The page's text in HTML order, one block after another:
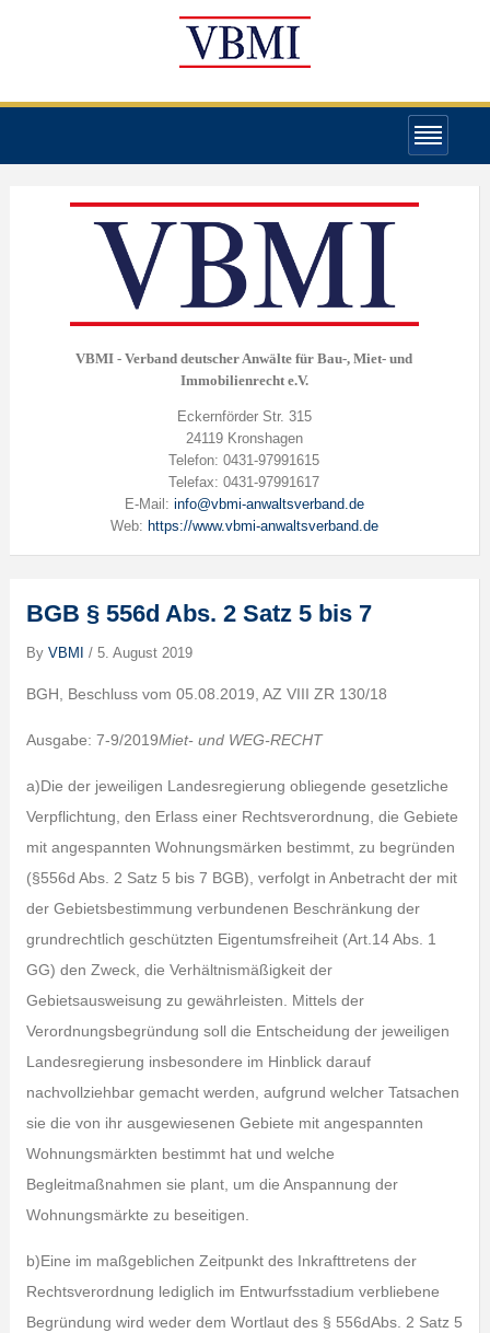
VBMI - Verband deutscher Anwälte für Bau-, Miet- und
Immobilienrecht e.V.
Eckernförder Str. 315
24119 Kronshagen
Telefon: 0431-97991615
Telefax: 0431-97991617
E-Mail: info@vbmi-anwaltsverband.de
Web: https://www.vbmi-anwaltsverband.de
BGB § 556d Abs. 2 Satz 5 bis 7
By VBMI / 5. August 2019
BGH, Beschluss vom 05.08.2019, AZ VIII ZR 130/18
Ausgabe: 7-9/2019Miet- und WEG-RECHT
a)Die der jeweiligen Landesregierung obliegende gesetzliche
Verpflichtung, den Erlass einer Rechtsverordnung, die Gebiete
mit angespannten Wohnungsmärken bestimmt, zu begründen
(§556d Abs. 2 Satz 5 bis 7 BGB), verfolgt in Anbetracht der mit
der Gebietsbestimmung verbundenen Beschränkung der
grundrechtlich geschützten Eigentumsfreiheit (Art.14 Abs. 1
GG) den Zweck, die Verhältnismäßigkeit der
Gebietsausweisung zu gewährleisten. Mittels der
Verordnungsbegründung soll die Entscheidung der jeweiligen
Landesregierung insbesondere im Hinblick darauf
nachvollziehbar gemacht werden, aufgrund welcher Tatsachen
sie die von ihr ausgewiesenen Gebiete mit angespannten
Wohnungsmärkten bestimmt hat und welche
Begleitmaßnahmen sie plant, um die Anspannung der
Wohnungsmärkte zu beseitigen.
b)Eine im maßgeblichen Zeitpunkt des Inkrafttretens der
Rechtsverordnung lediglich im Entwurfsstadium verbliebene
Begründung wird weder dem Wortlaut des § 556dAbs. 2 Satz 5